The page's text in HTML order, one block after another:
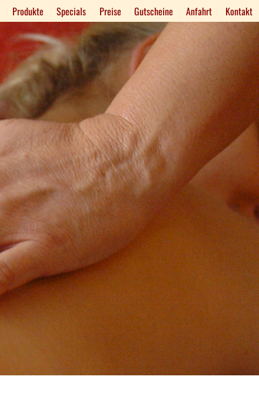
Produkte Specials Preise Gutscheine Anfahrt Kontakt